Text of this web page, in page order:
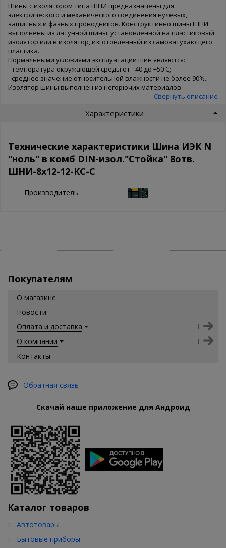
Шины с изолятором типа ШНИ предназначены для
электрического и механического соединения нулевых,
защитных и фазных проводников. Конструктивно шины ШНИ
выполнены из латунной шины, установленной на пластиковый
изолятор или в изолятор, изготовленный из самозатухающего
пластика.
Нормальными условиями эксплуатации шин являютcя:
- температура окружающей среды от –40 до +50 С;
- среднее значение относительной влажности не более 90%.
Изолятор шины выполнен из негорючих материалов
Свернуть описание
Характеристики
Технические характеристики Шина ИЭК N
"ноль" в комб DIN-изол."Стойка" 8отв.
ШНИ-8x12-12-КС-С
Производитель
Покупателям
О магазине
Новости
Оплата и доставка
О компании
Контакты
Обратная связь
Скачай наше приложение для Андроид
Каталог товаров
Автотовары
Бытовые приборы